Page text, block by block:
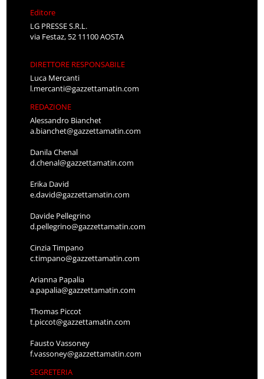
Editore
LG PRESSE S.R.L.
via Festaz, 52 11100 AOSTA
DIRETTORE RESPONSABILE
Luca Mercanti
l.mercanti@gazzettamatin.com
REDAZIONE
Alessandro Bianchet
a.bianchet@gazzettamatin.com
Danila Chenal
d.chenal@gazzettamatin.com
Erika David
e.david@gazzettamatin.com
Davide Pellegrino
d.pellegrino@gazzettamatin.com
Cinzia Timpano
c.timpano@gazzettamatin.com
Arianna Papalia
a.papalia@gazzettamatin.com
Thomas Piccot
t.piccot@gazzettamatin.com
Fausto Vassoney
f.vassoney@gazzettamatin.com
SEGRETERIA